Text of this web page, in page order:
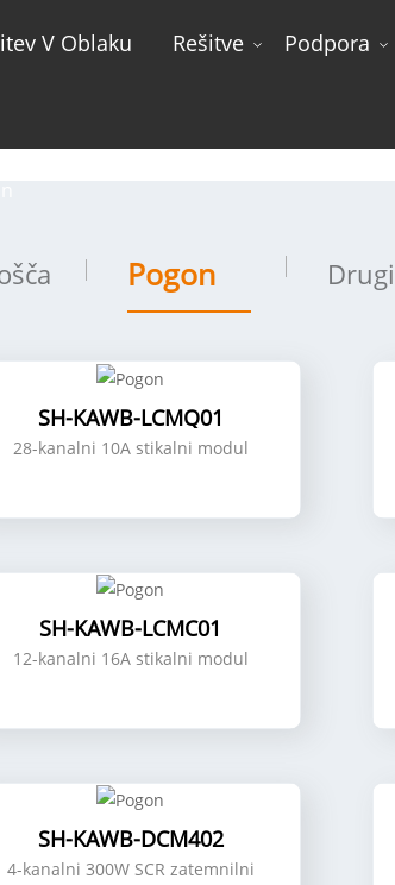
V Oblaku Rešitve Podpora
Pogon
Pogon Drugi
SH-KAWB-LCMQ01
28-kanalni 10A stikalni modul
SH-KAWB-LCMC01
12-kanalni 16A stikalni modul
SH-KAWB-DCM402
4-kanalni 300W SCR zatemnilni